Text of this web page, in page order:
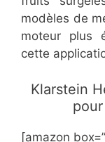
modèles de
moteur plus
cette
Klarstein
[amazon